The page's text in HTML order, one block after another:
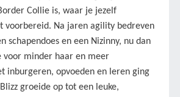
Collie is, waar je jezelf
voorbereid. Na jaren agility bedreven
schapendoes en een Nizinny, nu dan
voor minder haar en meer
inburgeren, opvoeden en leren ging
groeide op tot een leuke,